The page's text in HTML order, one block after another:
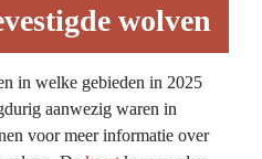
wolven
in welke gebieden in 2025
aanwezig waren in
voor meer informatie over